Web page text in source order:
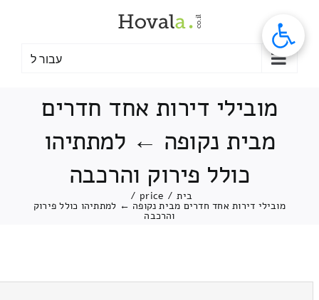
עבור ל
מובילי דירות אחד חדרים
מבית נקופה ← למתתיהו
כולל פירוק והרכבה
בית /
price
/
מובילי דירות אחד חדרים מבית נקופה ← למתתיהו כולל פירוק
והרכבה